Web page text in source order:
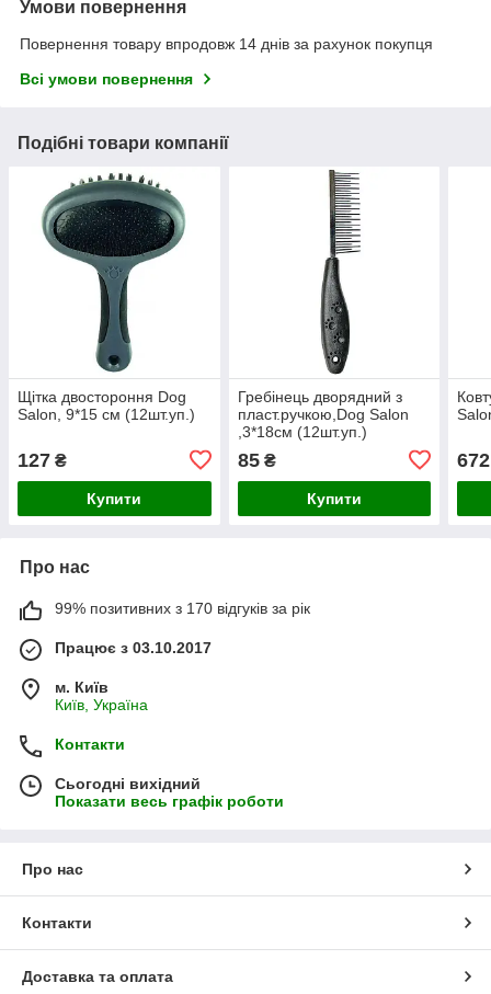
Умови повернення
Повернення товару впродовж 14 днів за рахунок покупця
Всі умови повернення
Подібні товари компанії
Щітка двостороння Dog
Salon, 9*15 cм (12шт.уп.)
127 ₴
Купити
Гребінець дворядний з
пласт.ручкою,Dog Salon
,3*18см (12шт.уп.)
85₴
Купити
672
Про нас
99% позитивних з 170 відгуків за рік
Працює з 03.10.2017
м. Київ
Київ, Україна
Контакти
Сьогодні вихідний
Показати весь графік роботи
Про нас
Контакти
Доставка та оплата